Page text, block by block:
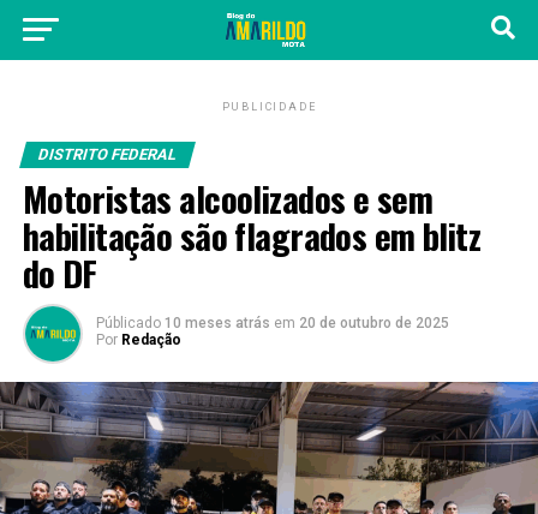
PUBLICIDADE
DISTRITO FEDERAL
Motoristas alcoolizados e sem
habilitação são flagrados em blitz
do DF
Públicado 10 meses atrás em 20 de outubro de 2025
Por Redação